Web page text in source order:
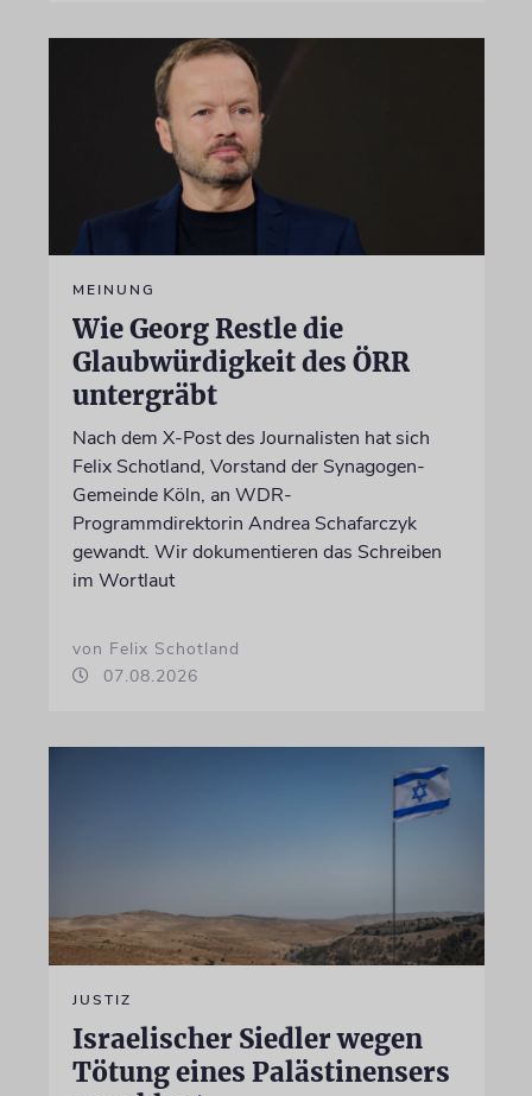
MEINUNG
Wie Georg Restle die
Glaubwürdigkeit des ÖRR
untergräbt
Nach dem X-Post des Journalisten hat sich
Felix Schotland, Vorstand der Synagogen-
Gemeinde Köln, an WDR-
Programmdirektorin Andrea Schafarczyk
gewandt. Wir dokumentieren das Schreiben
im Wortlaut
von Felix Schotland
07.08.2026
JUSTIZ
Israelischer Siedler wegen
Tötung eines Palästinensers